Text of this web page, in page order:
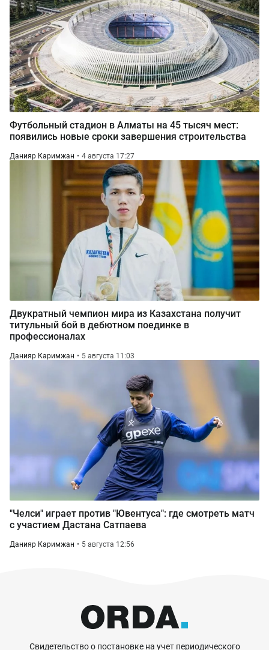
Футбольный стадион в Алматы на 45 тысяч мест:
появились новые сроки завершения строительства
Данияр Каримжан 4 августа 17:27
Двукратный чемпион мира из Казахстана получит
титульный бой в дебютном поединке в
профессионалах
Данияр Каримжан 5 августа 11:03
"Челси" играет против "Ювентуса": где смотреть матч
с участием Дастана Сатпаева
Данияр Каримжан 5 августа 12:56
Свидетельство о постановке на учет периодического